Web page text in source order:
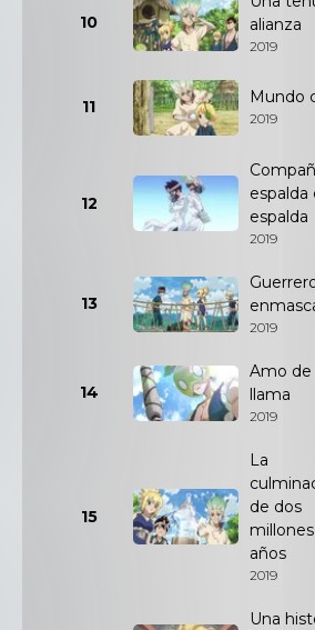
10
alianza
2019
11 Mundo
2019
12
espalda
espalda
2019
13
2019
14
Amo de
llama
2019
15
La
de dos
años
2019
Una